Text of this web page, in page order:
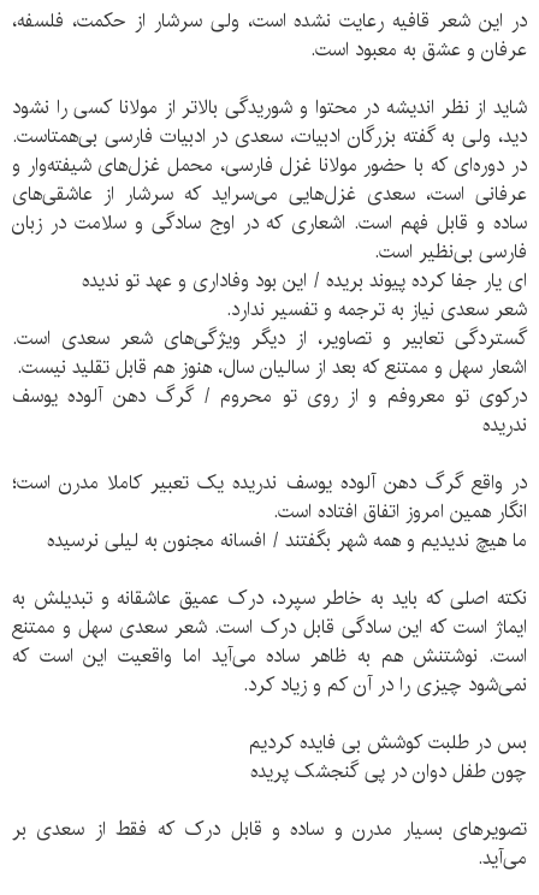
در این شعر قافیه رعایت نشده است، ولی سرشار از حکمت، فلسفه،
عرفان و عشق به معبود است.
شاید از نظر اندیشه در محتوا و شوریدگی بالاتر از مولانا کسی را نشود
دید، ولی به گفته بزرگان ادبیات، سعدی در ادبیات فارسی بی‌همتاست.
در دوره‌ای که با حضور مولانا غزل فارسی، محمل غزل‌های شیفته‌وار و
عرفانی است، سعدی غزل‌هایی می‌سراید که سرشار از عاشقی‌های
ساده و قابل فهم است. اشعاری که در اوج سادگی و سلامت در زبان
فارسی بی‌نظیر است.
ای یار جفا کرده پیوند بریده / این بود وفاداری و عهد تو ندیده
شعر سعدی نیاز به ترجمه و تفسیر ندارد.
گستردگی تعابیر و تصاویر، از دیگر ویژگی‌های شعر سعدی است.
اشعار سهل و ممتنع که بعد از سالیان سال، هنوز هم قابل تقلید نیست.
درکوی تو معروفم و از روی تو محروم / گرگ دهن آلوده یوسف
ندریده
در واقع گرگ دهن آلوده یوسف ندریده یک تعبیر کاملا مدرن است؛
انگار همین امروز اتفاق افتاده است.
ما هیچ ندیدیم و همه شهر بگفتند / افسانه مجنون به لیلی نرسیده
نکته اصلی که باید به خاطر سپرد، درک عمیق عاشقانه و تبدیلش به
ایماژ است که این سادگی قابل درک است. شعر سعدی سهل و ممتنع
است. نوشتنش هم به ظاهر ساده می‌آید اما واقعیت این است که
نمی‌شود چیزی را در آن کم و زیاد کرد.
بس در طلبت کوشش بی فایده کردیم
چون طفل دوان در پی گنجشک پریده
تصویرهای بسیار مدرن و ساده و قابل درک که فقط از سعدی بر
می‌آید.